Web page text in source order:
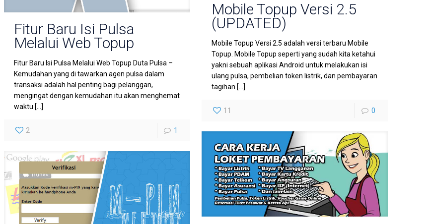
Mobile Topup Versi 2.5
(UPDATED)
Mobile Topup Versi 2.5 adalah versi terbaru Mobile
Topup. Mobile Topup seperti yang sudah kita ketahui
yakni sebuah aplikasi Android untuk melakukan isi
ulang pulsa, pembelian token listrik, dan pembayaran
tagihan […]
11 0
Fitur Baru Isi Pulsa
Melalui Web Topup
Fitur Baru Isi Pulsa Melalui Web Topup Duta Pulsa –
Kemudahan yang di tawarkan agen pulsa dalam
transaksi adalah hal penting bagi pelanggan,
mengingat dengan kemudahan itu akan menghemat
waktu […]
2 1